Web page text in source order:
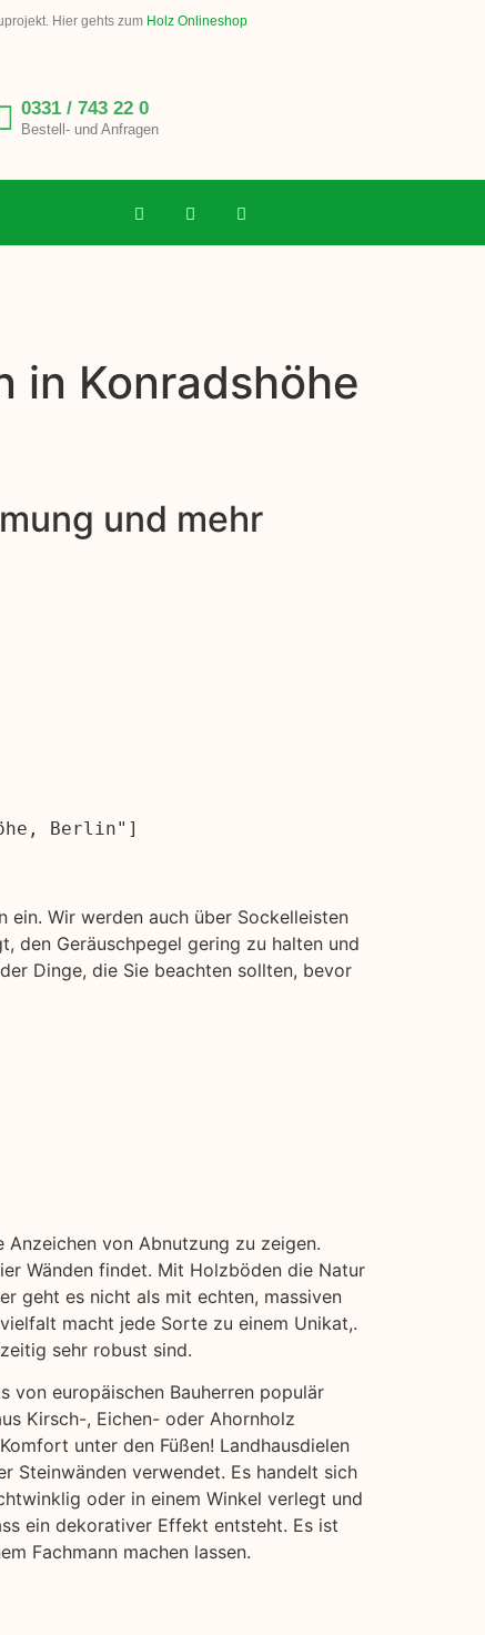
Hier gehts zum Holz Onlineshop
0331 / 743 22 0
Bestell- und Anfragen
in Konradshöhe
und mehr
Berlin"]
Wir werden auch über Sockelleisten
den Geräuschpegel gering zu halten und
Dinge, die Sie beachten sollten, bevor
von Abnutzung zu zeigen.
Wänden findet. Mit Holzböden die Natur
geht es nicht als mit echten, massiven
macht jede Sorte zu einem Unikat,.
sehr robust sind.
von europäischen Bauherren populär
Kirsch-, Eichen- oder Ahornholz
unter den Füßen! Landhausdielen
Steinwänden verwendet. Es handelt sich
oder in einem Winkel verlegt und
ein dekorativer Effekt entsteht. Es ist
Fachmann machen lassen.